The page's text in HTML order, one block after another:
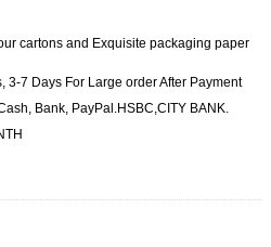
cartons and Exquisite packaging paper
3-7 Days For Large order After Payment
Bank, PayPal.HSBC,CITY BANK.